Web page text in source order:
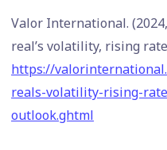
Valor International.
real’s volatility, rising
https://
reals-volatility-rising-
outlook.ghtml